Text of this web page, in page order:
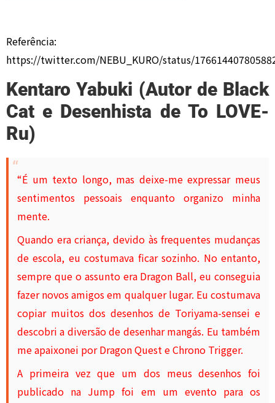
Referência:
https://twitter.com/NEBU_KURO/status/
Kentaro Yabuki (Autor de Black
Cat e Desenhista de To LOVE-
Ru)
“É um texto longo, mas deixe-me expressar meus
sentimentos pessoais enquanto organizo minha
mente.
Quando era criança, devido às frequentes mudanças
de escola, eu costumava ficar sozinho. No entanto,
sempre que o assunto era Dragon Ball, eu conseguia
fazer novos amigos em qualquer lugar. Eu costumava
copiar muitos dos desenhos de Toriyama-sensei e
descobri a diversão de desenhar mangás. Eu também
me apaixonei por Dragon Quest e Chrono Trigger.
A primeira vez que um dos meus desenhos foi
publicado na Jump foi em um evento para os